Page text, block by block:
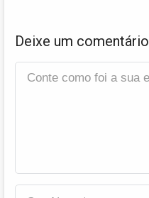
Deixe um comentário